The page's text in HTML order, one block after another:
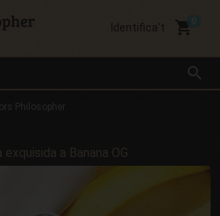
search
Identifica't local_grocery_store
Philosopher
a Banana OG